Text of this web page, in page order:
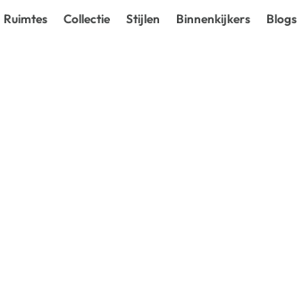
Ruimtes Collectie Stijlen Binnenkijkers Blogs